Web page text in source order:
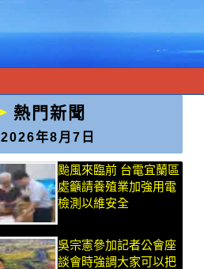
熱門新聞
2026年8月7日
颱風來臨前 台電宜蘭區
處籲請養殖業加強用電
檢測以維安全
吳宗憲參加記者公會座
談會時強調大家可以把